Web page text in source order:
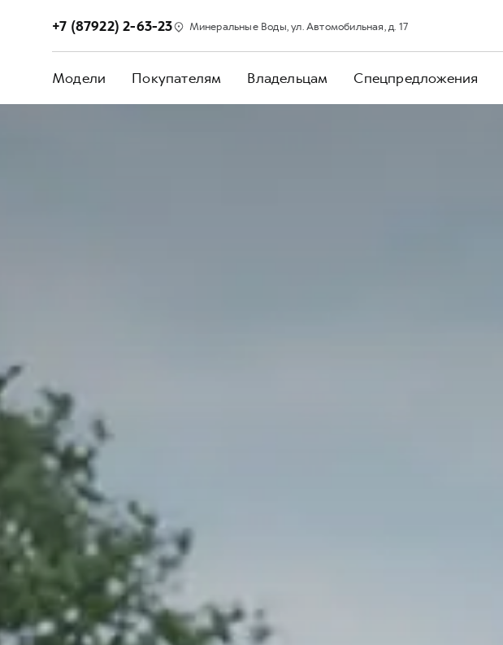
+7 (87922) 2-63-23 Минеральные Воды, ул. Автомобильная, д. 17
Модели Покупателям Владельцам Спецпредложения